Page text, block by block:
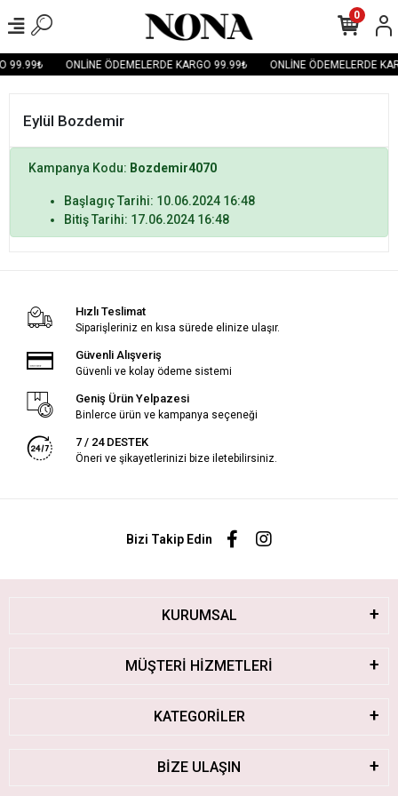
99.99₺ ONLİNE ÖDEMELERDE KARGO 99.99₺ ONLİNE ÖDEMELERDE
0
Eylül Bozdemir
Kampanya Kodu: Bozdemir4070
Başlagıç Tarihi: 10.06.2024 16:48
Bitiş Tarihi: 17.06.2024 16:48
Hızlı Teslimat
Siparişleriniz en kısa sürede elinize ulaşır.
Güvenli Alışveriş
Güvenli ve kolay ödeme sistemi
Geniş Ürün Yelpazesi
Binlerce ürün ve kampanya seçeneği
7 / 24 DESTEK
Öneri ve şikayetlerinizi bize iletebilirsiniz.
Bizi Takip Edin
KURUMSAL
MÜŞTERİ HİZMETLERİ
KATEGORİLER
BİZE ULAŞIN